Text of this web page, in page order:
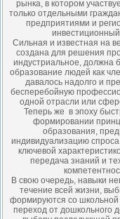
рынка, в котором
только отдельными
предприятиями и
Сильная и известная на
создана для решения
индустриальное, должна
образование людей как
давалось надолго и
бесперебойную
одной отрасли или
Теперь же в эпоху
формировании
образования,
индивидуализацию
ключевой
передача знаний и
В свою очередь, навыки
течение всей жизни,
формируются со школьной
переход от дошкольного